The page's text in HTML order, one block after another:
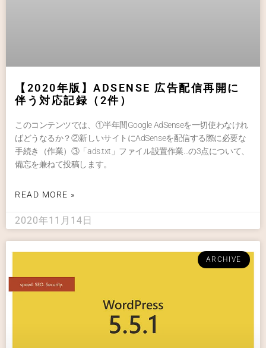
【2020年版】ADSENSE 広告配信再開に
伴う対応記録（2件）
このコンテンツでは、①半年間Google AdSenseを一切使わなけれ
ばどうなるか？②新しいサイトにAdSenseを配信する際に必要な
手続き（作業）③「ads.txt」ファイル設置作業…の3点について、
備忘を兼ねて投稿します。
READ MORE »
2020年11月14日
ARCHIVE